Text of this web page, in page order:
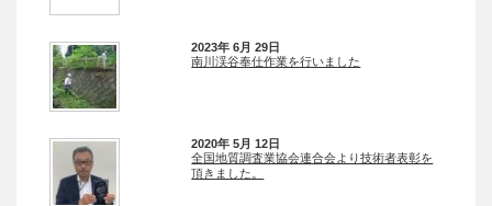
2023年 6月 29日
南川渓谷奉仕作業を行いました
2020年 5月 12日
全国地質調査業協会連合会より技術者表彰を
頂きました。